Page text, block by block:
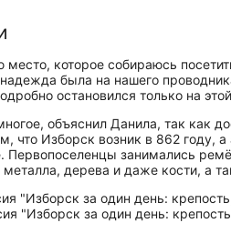
место, которое собираюсь
надежда была на нашего
остановился только на
объяснил Данила, так как
что Изборск возник в 862 году,
Первопоселенцы занимались
металла, дерева и даже кости, а